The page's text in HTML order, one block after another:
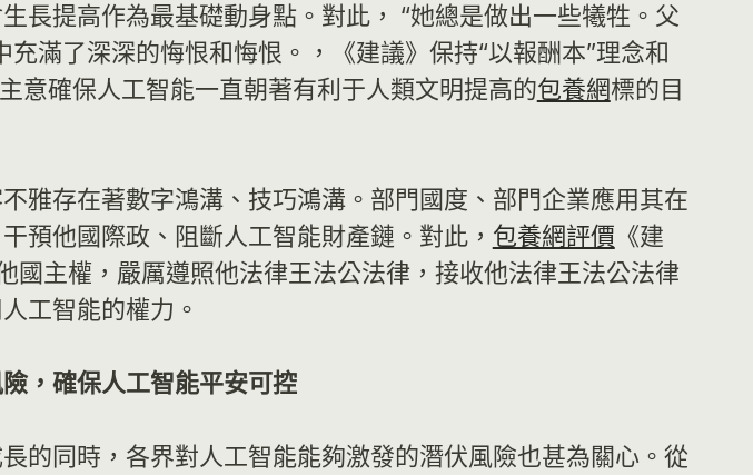
長提高作為最基礎動身點。對此， “她總是做出一些犧牲。父
充滿了深深的悔恨和悔恨。，《建議》保持“以報酬本”理念和
意確保人工智能一直朝著有利于人類文明提高的包養網標的目
雅存在著數字鴻溝、技巧鴻溝。部門國度、部門企業應用其在
預他國際政、阻斷人工智能財產鏈。對此， 包養網評價 《建
國主權，嚴厲遵照他法律王法公法律，接收他法律王法公法律
工智能的權力。
，確保人工智能平安可控
的同時，各界對人工智能能夠激發的潛伏風險也甚為關心。從